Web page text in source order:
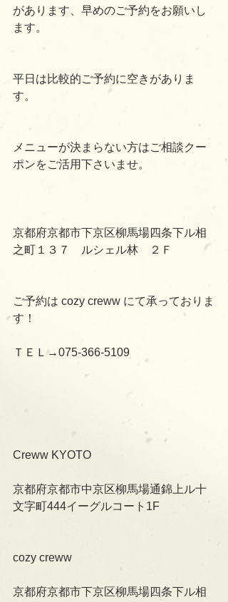
があります、早めのご予約をお願いし
ます。
平日は比較的ご予約に空きがありま
す。
メニューが決まらない方はご相談クー
ポンをご活用下さいませ。
京都府京都市下京区柳馬場四条下ル相
之町１３７　ルシェル林　２Ｆ
ご予約は cozy creww にて承っておりま
す！
ＴＥＬ→075-366-5109
Creww KYOTO
京都府京都市中京区柳馬場通錦上ル十
文字町444イーグルコート1F
cozy creww
京都府京都市下京区柳馬場四条下ル相